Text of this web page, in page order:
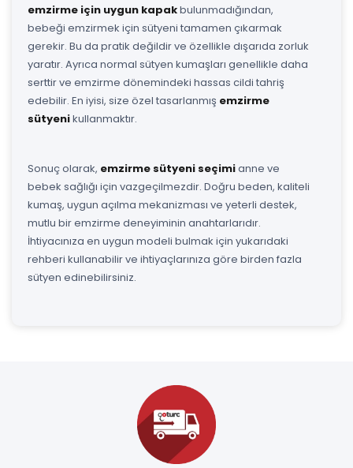
emzirme için uygun kapakbulunmadığından,
bebeği emzirmek için sütyeni tamamen çıkarmak
gerekir. Bu da pratik değildir ve özellikle dışarıda zorluk
yaratır. Ayrıca normal sütyen kumaşları genellikle daha
serttir ve emzirme dönemindeki hassas cildi tahriş
edebilir. En iyisi, size özel tasarlanmış emzirme
sütyenikullanmaktır.
Sonuç olarak, emzirme sütyeni seçimianne ve
bebek sağlığı için vazgeçilmezdir. Doğru beden, kaliteli
kumaş, uygun açılma mekanizması ve yeterli destek,
mutlu bir emzirme deneyiminin anahtarlarıdır.
İhtiyacınıza en uygun modeli bulmak için yukarıdaki
rehberi kullanabilir ve ihtiyaçlarınıza göre birden fazla
sütyen edinebilirsiniz.